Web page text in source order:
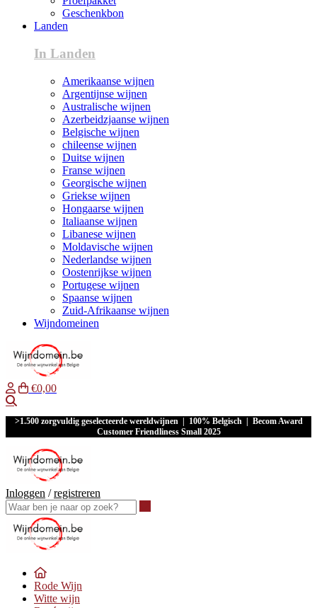
Geschenkbon
Landen
In Landen
Amerikaanse wijnen
Argentijnse wijnen
Australische wijnen
Azerbeidzjaanse wijnen
Belgische wijnen
chileense wijnen
Duitse wijnen
Franse wijnen
Georgische wijnen
Griekse wijnen
Hongaarse wijnen
Italiaanse wijnen
Libanese wijnen
Moldavische wijnen
Nederlandse wijnen
Oostenrijkse wijnen
Portugese wijnen
Spaanse wijnen
Zuid-Afrikaanse wijnen
Wijndomeinen
€0,00
>1.500 zorgvuldig geselecteerde wereldwijnen | 100% Belgisch | Becom Award
Customer Friendliness Small 2025
Inloggen /registreren
Rode Wijn
Witte wijn